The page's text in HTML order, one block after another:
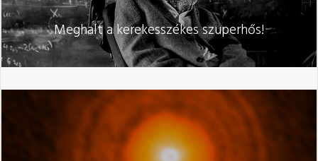
Meghalt a kerekesszékes szuperhős!